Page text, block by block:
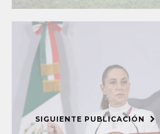
SIGUIENTE PUBLICACIÓN